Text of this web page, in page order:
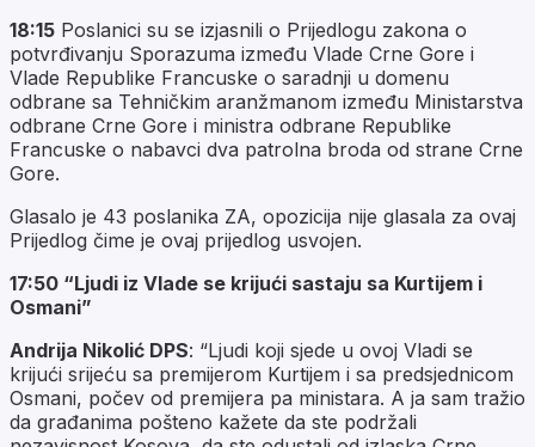
18:15 Poslanici su se izjasnili o Prijedlogu zakona o
potvrđivanju Sporazuma između Vlade Crne Gore i
Vlade Republike Francuske o saradnji u domenu
odbrane sa Tehničkim aranžmanom između Ministarstva
odbrane Crne Gore i ministra odbrane Republike
Francuske o nabavci dva patrolna broda od strane Crne
Gore.
Glasalo je 43 poslanika ZA, opozicija nije glasala za ovaj
Prijedlog čime je ovaj prijedlog usvojen.
17:50 “Ljudi iz Vlade se krijući sastaju sa Kurtijem i
Osmani”
Andrija Nikolić DPS: “Ljudi koji sjede u ovoj Vladi se
krijući srijeću sa premijerom Kurtijem i sa predsjednicom
Osmani, počev od premijera pa ministara. A ja sam tražio
da građanima pošteno kažete da ste podržali